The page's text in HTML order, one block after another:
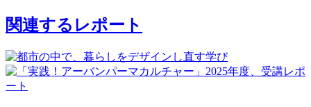
関連するレポート